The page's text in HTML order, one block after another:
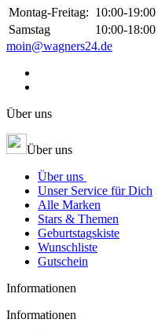
Montag-Freitag: 10:00-19:00
Samstag
10:00-18:00
moin@wagners24.de
Über uns
Über uns
Über uns
Unser Service für Dich
Alle Marken
Stars & Themen
Geburtstagskiste
Wunschliste
Gutschein
Informationen
Informationen